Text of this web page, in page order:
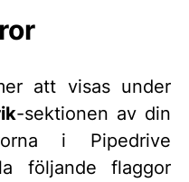
att visas under
-sektionen av din
i Pipedrive
följande flaggor